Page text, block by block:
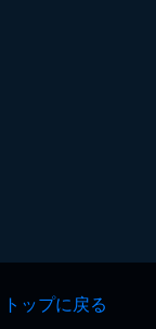
トップに戻る